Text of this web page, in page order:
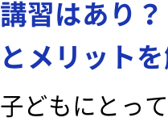
講習はあり
とメリット
子どもにとっ